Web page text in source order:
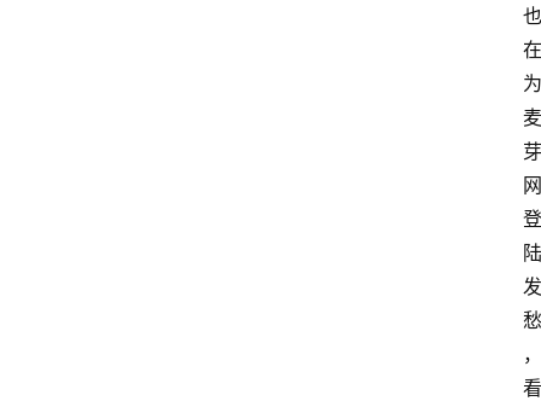
也
在
为
麦
芽
网
登
陆
发
愁
，
看